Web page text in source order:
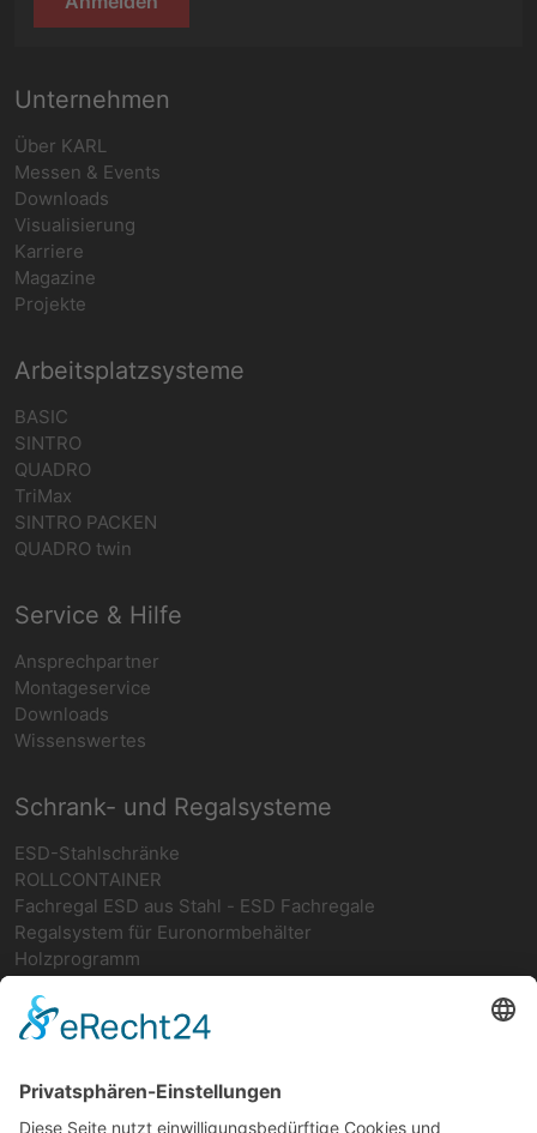
Unternehmen
Über KARL
Messen & Events
Downloads
Visualisierung
Karriere
Magazine
Projekte
Arbeitsplatzsysteme
BASIC
SINTRO
QUADRO
TriMax
SINTRO PACKEN
QUADRO twin
Service & Hilfe
Ansprechpartner
Montageservice
Downloads
Wissenswertes
Schrank- und Regalsysteme
ESD-Stahlschränke
ROLLCONTAINER
Fachregal ESD aus Stahl - ESD Fachregale
Regalsystem für Euronormbehälter
Holzprogramm
Netzwerk
Ergonomie
Deutsches ESD-Netzwerk